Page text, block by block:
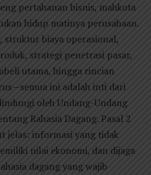
pertahanan bisnis, mahkota
hidup matinya perusahaan.
struktur biaya operasional,
strategi penetrasi pasar,
utama, hingga rincian
ini adalah inti dari
oleh Undang-Undang
Rahasia Dagang. Pasal 2
jelas: informasi yang tidak
nilai ekonomi, dan dijaga
dagang yang wajib